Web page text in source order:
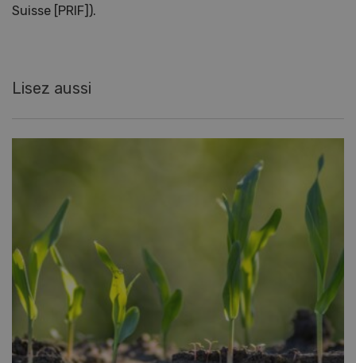
Suisse [PRIF]).
Lisez aussi